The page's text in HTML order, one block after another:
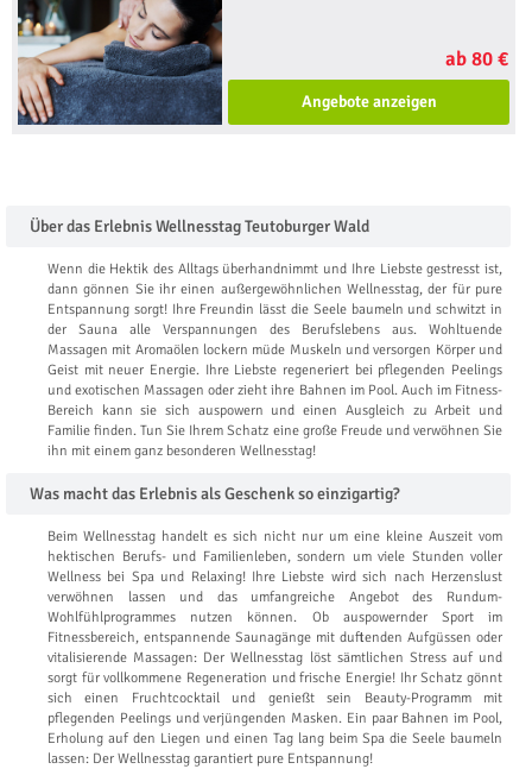
ab 80 €
Angebote anzeigen
Über das Erlebnis Wellnesstag Teutoburger Wald
Wenn die Hektik des Alltags überhandnimmt und Ihre Liebste gestresst ist,
dann gönnen Sie ihr einen außergewöhnlichen Wellnesstag, der für pure
Entspannung sorgt! Ihre Freundin lässt die Seele baumeln und schwitzt in
der Sauna alle Verspannungen des Berufslebens aus. Wohltuende
Massagen mit Aromaölen lockern müde Muskeln und versorgen Körper und
Geist mit neuer Energie. Ihre Liebste regeneriert bei pflegenden Peelings
und exotischen Massagen oder zieht ihre Bahnen im Pool. Auch im Fitness-
Bereich kann sie sich auspowern und einen Ausgleich zu Arbeit und
Familie finden. Tun Sie Ihrem Schatz eine große Freude und verwöhnen Sie
ihn mit einem ganz besonderen Wellnesstag!
Was macht das Erlebnis als Geschenk so einzigartig?
Beim Wellnesstag handelt es sich nicht nur um eine kleine Auszeit vom
hektischen Berufs- und Familienleben, sondern um viele Stunden voller
Wellness bei Spa und Relaxing! Ihre Liebste wird sich nach Herzenslust
verwöhnen lassen und das umfangreiche Angebot des Rundum-
Wohlfühlprogrammes nutzen können. Ob auspowernder Sport im
Fitnessbereich, entspannende Saunagänge mit duftenden Aufgüssen oder
vitalisierende Massagen: Der Wellnesstag löst sämtlichen Stress auf und
sorgt für vollkommene Regeneration und frische Energie! Ihr Schatz gönnt
sich einen Fruchtcocktail und genießt sein Beauty-Programm mit
pflegenden Peelings und verjüngenden Masken. Ein paar Bahnen im Pool,
Erholung auf den Liegen und einen Tag lang beim Spa die Seele baumeln
lassen: Der Wellnesstag garantiert pure Entspannung!